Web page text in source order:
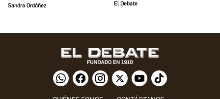
Sandra Ordóñez El Debate